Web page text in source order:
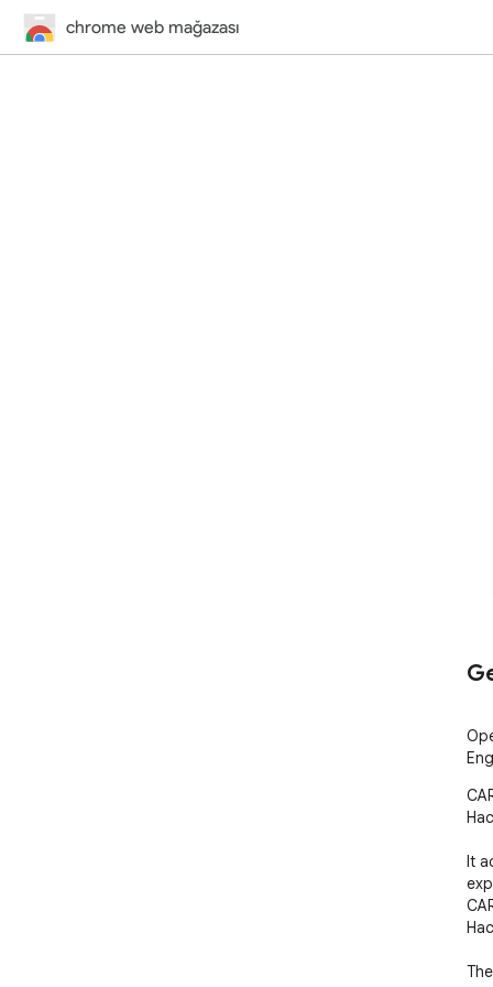
chrome web mağazası
It